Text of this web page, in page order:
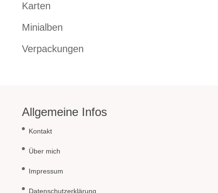
Karten
Minialben
Verpackungen
Allgemeine Infos
Kontakt
Über mich
Impressum
Datenschutzerklärung